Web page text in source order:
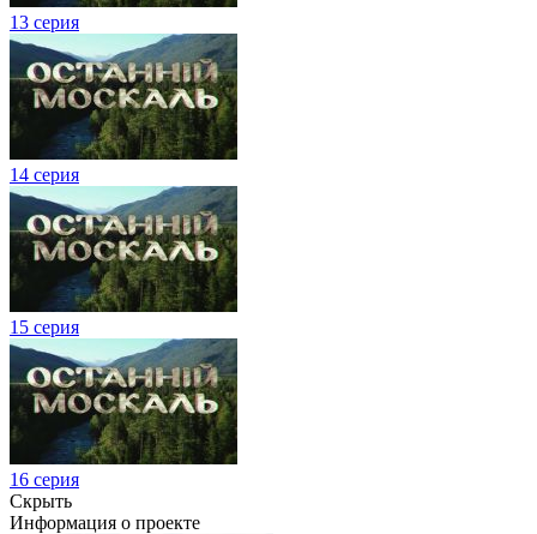
13 серия
14 серия
15 серия
16 серия
Скрыть
Информация о проекте